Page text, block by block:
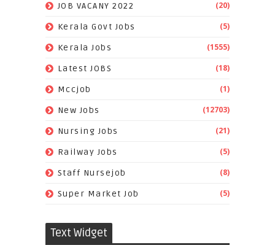
JOB VACANY 2022 (20)
Kerala Govt Jobs (5)
Kerala Jobs (1555)
Latest JOBS (18)
Mccjob (1)
New Jobs (12703)
Nursing Jobs (21)
Railway Jobs (5)
Staff Nursejob (8)
Super Market Job (5)
Text Widget